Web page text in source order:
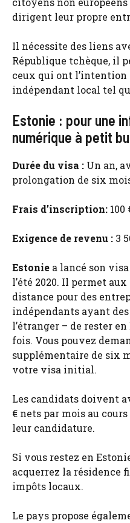
dirigent leur propre
Il nécessite des liens
République tchèque, il
ceux qui ont l’intention
indépendant local tel
Estonie : pour une
numérique à petit
Durée du visa : Un an,
prolongation de six
Frais d’inscription: 100
Exigence de revenu : 3
Estonie a lancé son
l’été 2020. Il permet
distance pour des
indépendants ayant
l’étranger – de rester
fois. Vous pouvez
supplémentaire de six
votre visa initial.
Les candidats doivent
€ nets par mois au
leur candidature.
Si vous restez en
acquerrez la résidence
impôts locaux.
Le pays propose